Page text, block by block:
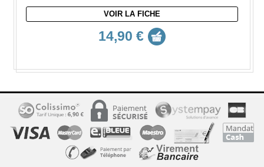
VOIR LA FICHE
14,90 €